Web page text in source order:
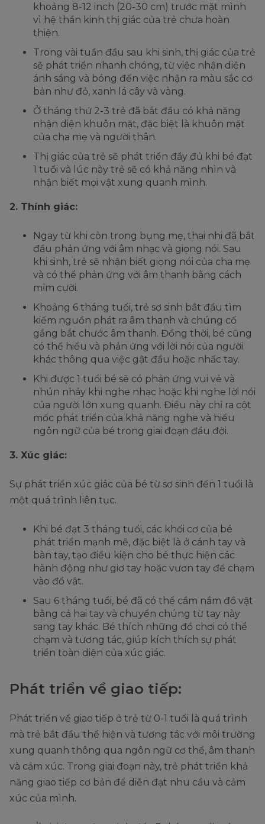
khoảng 8-12 inch (20-30 cm) trước mặt mình
vì hệ thần kinh thị giác của trẻ chưa hoàn
thiện.
Trong vài tuần đầu sau khi sinh, thị giác của trẻ
sẽ phát triển nhanh chóng, từ việc nhận diện
ánh sáng và bóng đến việc nhận ra màu sắc cơ
bản như đỏ, xanh lá cây và vàng.
Ở tháng thứ 2-3 trẻ đã bắt đầu có khả năng
nhận diện khuôn mặt, đặc biệt là khuôn mặt
của cha mẹ và người thân.
Thị giác của trẻ sẽ phát triển đầy đủ khi bé đạt
1 tuổi và lúc này trẻ sẽ có khả năng nhìn và
nhận biết mọi vật xung quanh mình.
2. Thính giác:
Ngay từ khi còn trong bụng mẹ, thai nhi đã bắt
đầu phản ứng với âm nhạc và giọng nói. Sau
khi sinh, trẻ sẽ nhận biết giọng nói của cha mẹ
và có thể phản ứng với âm thanh bằng cách
mỉm cười.
Khoảng 6 tháng tuổi, trẻ sơ sinh bắt đầu tìm
kiếm nguồn phát ra âm thanh và chúng cố
gắng bắt chước âm thanh. Đồng thời, bé cũng
có thể hiểu và phản ứng với lời nói của người
khác thông qua việc gật đầu hoặc nhấc tay.
Khi được 1 tuổi bé sẽ có phản ứng vui vẻ và
nhún nhảy khi nghe nhạc hoặc khi nghe lời nói
của người lớn xung quanh. Điều này chỉ ra cột
mốc phát triển của khả năng nghe và hiểu
ngôn ngữ của bé trong giai đoạn đầu đời.
3. Xúc giác:
Sự phát triển xúc giác của bé từ sơ sinh đến 1 tuổi là
một quá trình liên tục.
Khi bé đạt 3 tháng tuổi, các khối cơ của bé
phát triển mạnh mẽ, đặc biệt là ở cánh tay và
bàn tay, tạo điều kiện cho bé thực hiện các
hành động như giơ tay hoặc vươn tay để chạm
vào đồ vật.
Sau 6 tháng tuổi, bé đã có thể cầm nắm đồ vật
bằng cả hai tay và chuyển chúng từ tay này
sang tay khác. Bé thích những đồ chơi có thể
chạm và tương tác, giúp kích thích sự phát
triển toàn diện của xúc giác.
Phát triển về giao tiếp:
Phát triển về giao tiếp ở trẻ từ 0-1 tuổi là quá trình
mà trẻ bắt đầu thể hiện và tương tác với môi trường
xung quanh thông qua ngôn ngữ cơ thể, âm thanh
và cảm xúc. Trong giai đoạn này, trẻ phát triển khả
năng giao tiếp cơ bản để diễn đạt nhu cầu và cảm
xúc của mình.